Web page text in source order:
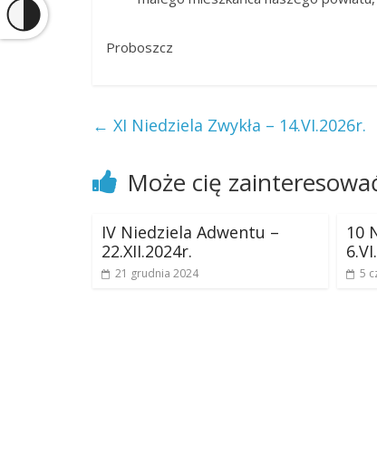
Proboszcz
← XI Niedziela Zwykła – 14.VI.2026r.
Może cię
IV Niedziela Adwentu –
22.XII.2024r.
21 grudnia 2024
10
5